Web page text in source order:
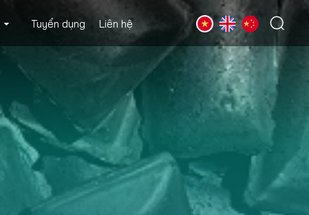
Tuyển dụng Liên hệ